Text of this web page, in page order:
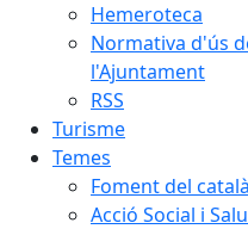
Hemeroteca
Normativa d'ús
l'Ajuntament
RSS
Turisme
Temes
Foment del català
Acció Social i